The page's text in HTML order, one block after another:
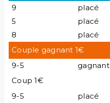
9
placé
5
placé
8
placé
Couple gagnant 1€
9-5
gagnant
Coup 1€
9-5
placé